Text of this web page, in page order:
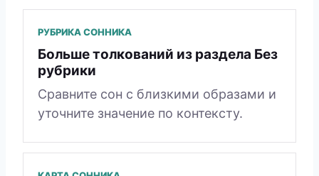
РУБРИКА СОННИКА
Больше толкований из раздела Без
рубрики
Сравните сон с близкими образами и
уточните значение по контексту.